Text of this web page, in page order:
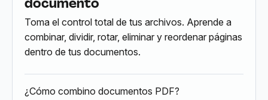
Toma el control total de tus archivos. Aprende a
combinar, dividir, rotar, eliminar y reordenar páginas
dentro de tus documentos.
¿Cómo combino documentos PDF?